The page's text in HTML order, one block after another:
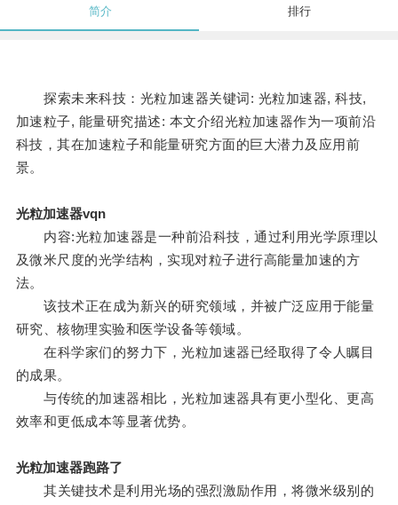
简介 排行
探索未来科技：光粒加速器关键词: 光粒加速器, 科技,
加速粒子, 能量研究描述: 本文介绍光粒加速器作为一项前沿
科技，其在加速粒子和能量研究方面的巨大潜力及应用前
景。
光粒加速器vqn
内容:光粒加速器是一种前沿科技，通过利用光学原理以
及微米尺度的光学结构，实现对粒子进行高能量加速的方
法。
该技术正在成为新兴的研究领域，并被广泛应用于能量
研究、核物理实验和医学设备等领域。
在科学家们的努力下，光粒加速器已经取得了令人瞩目
的成果。
与传统的加速器相比，光粒加速器具有更小型化、更高
效率和更低成本等显著优势。
光粒加速器跑路了
其关键技术是利用光场的强烈激励作用，将微米级别的